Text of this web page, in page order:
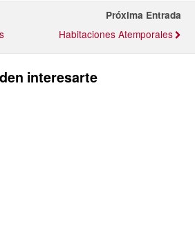
Próxima Entrada
Habitaciones Atemporales
interesarte